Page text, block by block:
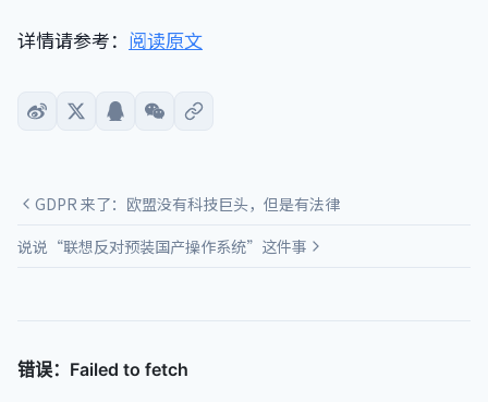
详情请参考： 阅读原文
GDPR 来了：欧盟没有科技巨头，但是有法律
说说“联想反对预装国产操作系统”这件事